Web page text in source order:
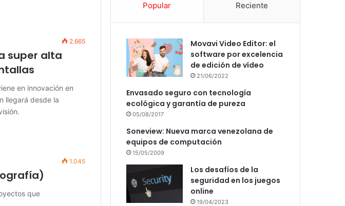
2.665
super alta
en innovación en
llegará desde la
1.045
que
Popular Reciente
Movavi Video Editor: el
software por excelencia
de edición de vídeo
21/06/2022
Envasado seguro con tecnología
ecológica y garantía de pureza
05/08/2017
Soneview: Nueva marca venezolana de
equipos de computación
15/05/2009
Los desafíos de la
seguridad en los juegos
online
19/04/2023